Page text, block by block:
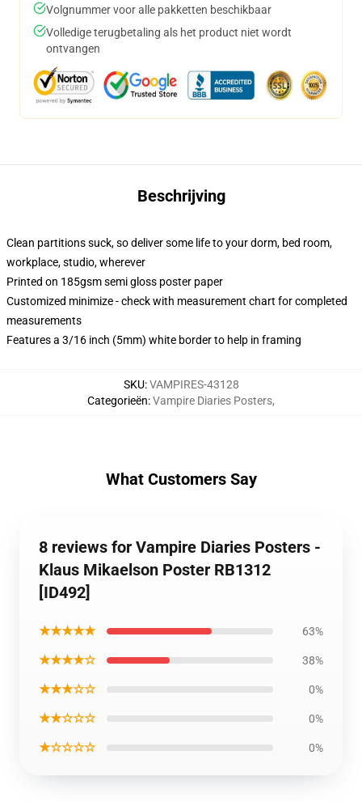
Volgnummer voor alle pakketten beschikbaar
Volledige terugbetaling als het product niet wordt
ontvangen
Beschrijving
Clean partitions suck, so deliver some life to your dorm, bed room,
workplace, studio, wherever
Printed on 185gsm semi gloss poster paper
Customized minimize - check with measurement chart for completed
measurements
Features a 3/16 inch (5mm) white border to help in framing
SKU:VAMPIRES-43128
Categorieën:Vampire Diaries Posters,
What Customers Say
8 reviews for Vampire Diaries Posters -
Klaus Mikaelson Poster RB1312
[ID492]
★★★★★ 63%
★★★★☆ 38%
★★★☆☆ 0%
★★☆☆☆ 0%
★☆☆☆☆ 0%